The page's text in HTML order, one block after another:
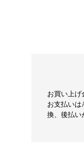
お買い上げ
お支払いは
換、後払い